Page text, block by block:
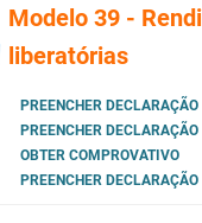
Modelo 39 -
liberatórias
PREENCHER DECLARAÇÃO
PREENCHER DECLARAÇÃO
OBTER COMPROVATIVO
PREENCHER DECLARAÇÃO